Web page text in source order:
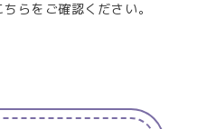
らをご確認ください。